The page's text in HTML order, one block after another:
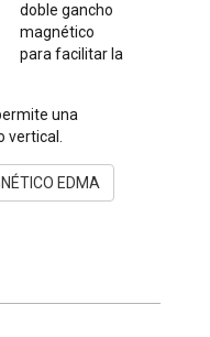
doble gancho
magnético
para facilitar la
una
EDMA